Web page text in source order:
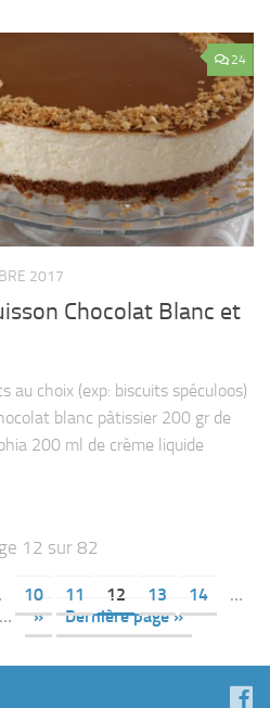
24
2017
Chocolat Blanc et
au choix (exp: biscuits spéculoos)
blanc pâtissier 200 gr de
200 ml de crème liquide
12 sur 82
10 11 12 13 14
…
… » Dernière page »